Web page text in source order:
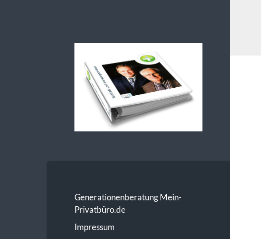
Generationenberatung Mein-
Privatbüro.de
Impressum